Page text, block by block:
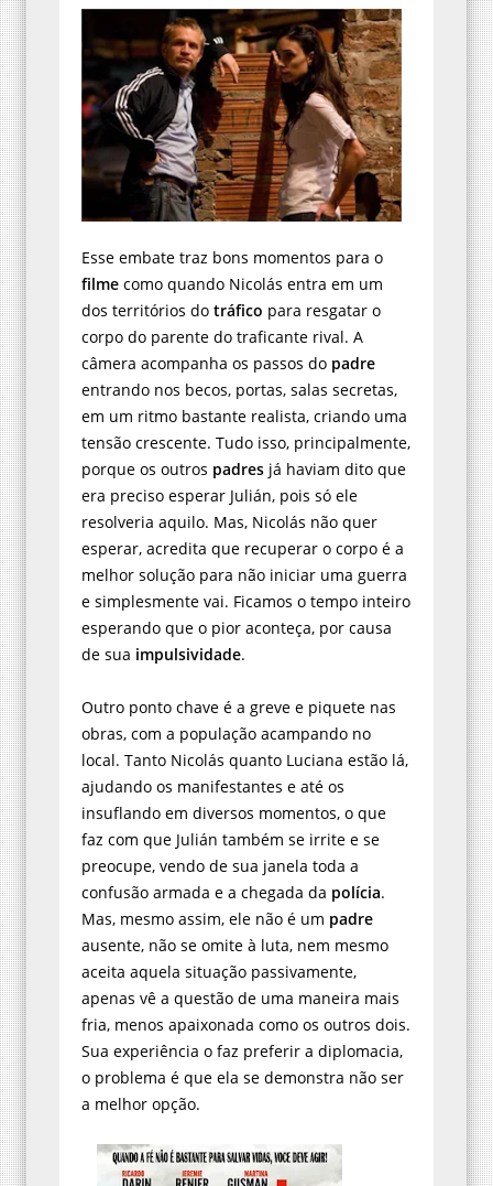
Esse embate traz bons momentos para o
filme como quando Nicolás entra em um
dos territórios do tráfico para resgatar o
corpo do parente do traficante rival. A
câmera acompanha os passos do padre
entrando nos becos, portas, salas secretas,
em um ritmo bastante realista, criando uma
tensão crescente. Tudo isso, principalmente,
porque os outros padres já haviam dito que
era preciso esperar Julián, pois só ele
resolveria aquilo. Mas, Nicolás não quer
esperar, acredita que recuperar o corpo é a
melhor solução para não iniciar uma guerra
e simplesmente vai. Ficamos o tempo inteiro
esperando que o pior aconteça, por causa
de sua impulsividade.
Outro ponto chave é a greve e piquete nas
obras, com a população acampando no
local. Tanto Nicolás quanto Luciana estão lá,
ajudando os manifestantes e até os
insuflando em diversos momentos, o que
faz com que Julián também se irrite e se
preocupe, vendo de sua janela toda a
confusão armada e a chegada da polícia.
Mas, mesmo assim, ele não é um padre
ausente, não se omite à luta, nem mesmo
aceita aquela situação passivamente,
apenas vê a questão de uma maneira mais
fria, menos apaixonada como os outros dois.
Sua experiência o faz preferir a diplomacia,
o problema é que ela se demonstra não ser
a melhor opção.